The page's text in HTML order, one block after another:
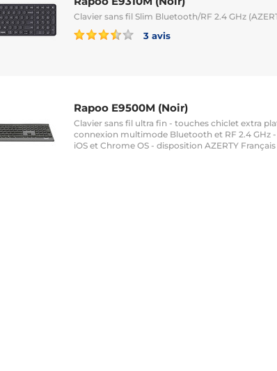
Clavier sans fil Slim Bluetooth/RF 2.4 GHz
3 avis
Rapoo E9500M (Noir)
Clavier sans fil ultra fin - touches chiclet extra
connexion multimode Bluetooth et RF 2.4 GHz
iOS et Chrome OS - disposition AZERTY Français